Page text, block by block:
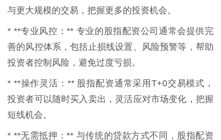
与更大规模的交易，把握更多的投资机会。
* **专业风控：** 专业的股指配资公司通常会提供完
善的风控体系，包括止损线设置、风险预警等，帮助
投资者控制风险，避免过度亏损。
* **操作灵活：** 股指配资通常采用T+0交易模式，
投资者可以随时买入卖出，灵活应对市场变化，把握
短线机会。
* **无需抵押：** 与传统的贷款方式不同，股指配资